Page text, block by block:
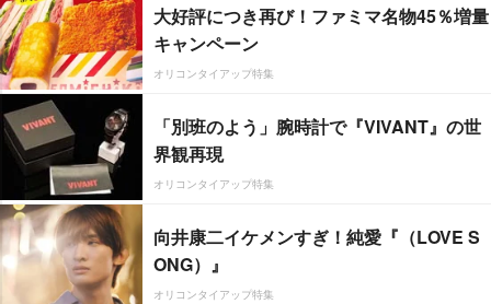
大好評につき再び！ファミマ名物45％増量
キャンペーン
オリコンタイアップ特集
「別班のよう」腕時計で『VIVANT』の世
界観再現
オリコンタイアップ特集
向井康二イケメンすぎ！純愛『（LOVE S
ONG）』
オリコンタイアップ特集